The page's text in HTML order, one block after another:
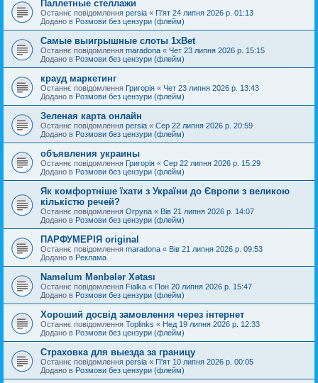
Паллетные стеллажи
Останнє повідомлення persia « П'ят 24 липня 2026 р. 01:13
Додано в Розмови без цензури (флейм)
Самые выигрышные слоты 1xBet
Останнє повідомлення maradona « Чет 23 липня 2026 р. 15:15
Додано в Розмови без цензури (флейм)
крауд маркетинг
Останнє повідомлення Григорія « Чет 23 липня 2026 р. 13:43
Додано в Розмови без цензури (флейм)
Зеленая карта онлайн
Останнє повідомлення persia « Сер 22 липня 2026 р. 20:59
Додано в Розмови без цензури (флейм)
объявления украины
Останнє повідомлення Григорія « Сер 22 липня 2026 р. 15:29
Додано в Розмови без цензури (флейм)
Як комфортніше їхати з України до Європи з великою
кількістю речей?
Останнє повідомлення Orpyna « Вів 21 липня 2026 р. 14:07
Додано в Розмови без цензури (флейм)
ПАРФУМЕРІЯ original
Останнє повідомлення maradona « Вів 21 липня 2026 р. 09:53
Додано в Реклама
Naməlum Mənbələr Xətası
Останнє повідомлення Fialka « Пон 20 липня 2026 р. 15:47
Додано в Розмови без цензури (флейм)
Хороший досвід замовлення через інтернет
Останнє повідомлення Toplinks « Нед 19 липня 2026 р. 12:33
Додано в Розмови без цензури (флейм)
Страховка для выезда за границу
Останнє повідомлення persia « П'ят 10 липня 2026 р. 00:05
Додано в Розмови без цензури (флейм)